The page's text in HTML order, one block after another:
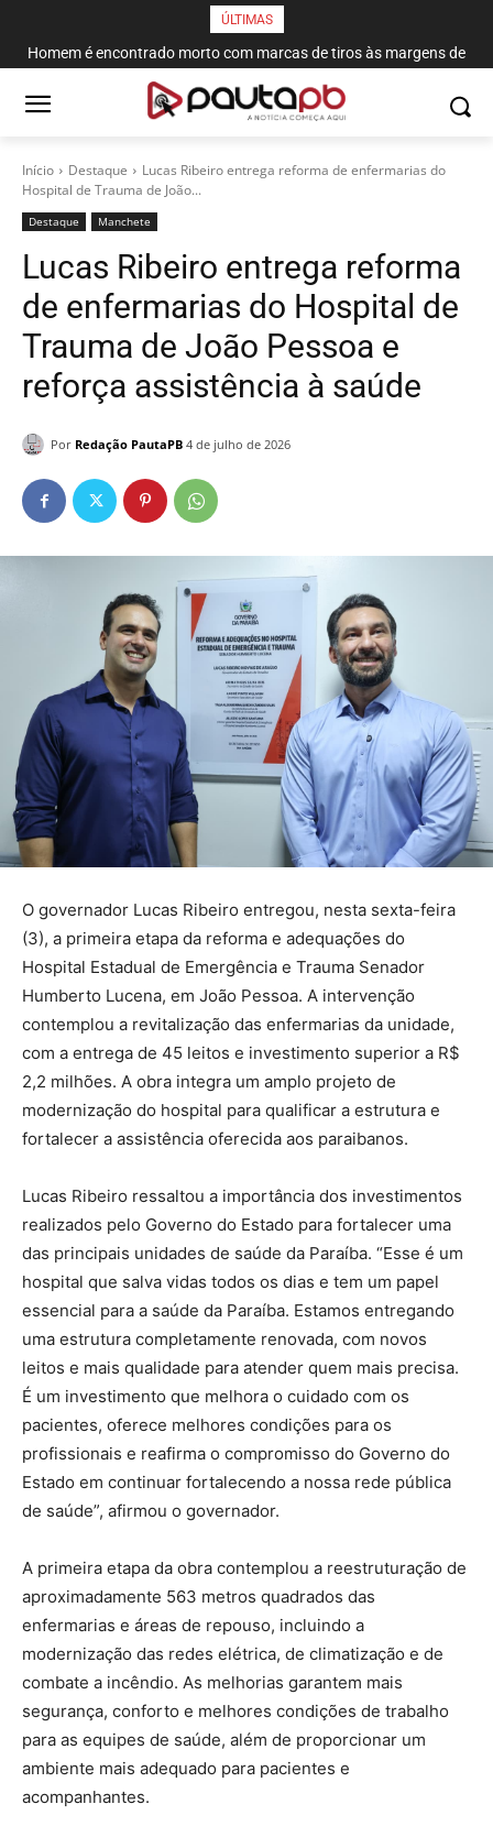
ÚLTIMAS
Homem é encontrado morto com marcas de tiros às margens de
rodovia em Campina Grande
Início Destaque
Lucas Ribeiro entrega reforma de enfermarias do
Hospital de Trauma de João...
Destaque Manchete
Lucas Ribeiro entrega reforma
de enfermarias do Hospital de
Trauma de João Pessoa e
reforça assistência à saúde
Por Redação PautaPB 4 de julho de 2026
O governador Lucas Ribeiro entregou, nesta sexta-feira
(3), a primeira etapa da reforma e adequações do
Hospital Estadual de Emergência e Trauma Senador
Humberto Lucena, em João Pessoa. A intervenção
contemplou a revitalização das enfermarias da unidade,
com a entrega de 45 leitos e investimento superior a R$
2,2 milhões. A obra integra um amplo projeto de
modernização do hospital para qualificar a estrutura e
fortalecer a assistência oferecida aos paraibanos.
Lucas Ribeiro ressaltou a importância dos investimentos
realizados pelo Governo do Estado para fortalecer uma
das principais unidades de saúde da Paraíba. “Esse é um
hospital que salva vidas todos os dias e tem um papel
essencial para a saúde da Paraíba. Estamos entregando
uma estrutura completamente renovada, com novos
leitos e mais qualidade para atender quem mais precisa.
É um investimento que melhora o cuidado com os
pacientes, oferece melhores condições para os
profissionais e reafirma o compromisso do Governo do
Estado em continuar fortalecendo a nossa rede pública
de saúde”, afirmou o governador.
A primeira etapa da obra contemplou a reestruturação de
aproximadamente 563 metros quadrados das
enfermarias e áreas de repouso, incluindo a
modernização das redes elétrica, de climatização e de
combate a incêndio. As melhorias garantem mais
segurança, conforto e melhores condições de trabalho
para as equipes de saúde, além de proporcionar um
ambiente mais adequado para pacientes e
acompanhantes.